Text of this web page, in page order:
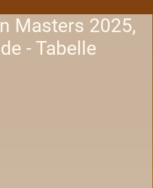
Masters 2025,
- Tabelle